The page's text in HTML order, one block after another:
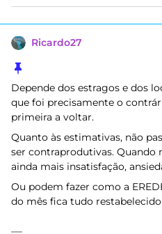
Ricardo27
Depende dos estragos e dos
que foi precisamente o
primeira a voltar.
Quanto às estimativas, não
ser contraprodutivas. Quando
ainda mais insatisfação,
Ou podem fazer como a
do mês fica tudo